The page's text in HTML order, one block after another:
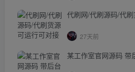
代刷网/代刷源码/代
27天前
某工作室官网源码 带